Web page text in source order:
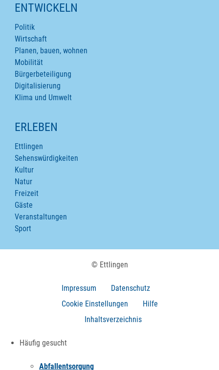
ENTWICKELN
Politik
Wirtschaft
Planen, bauen, wohnen
Mobilität
Bürgerbeteiligung
Digitalisierung
Klima und Umwelt
ERLEBEN
Ettlingen
Sehenswürdigkeiten
Kultur
Natur
Freizeit
Gäste
Veranstaltungen
Sport
© Ettlingen
Impressum
Datenschutz
Cookie Einstellungen
Hilfe
Inhaltsverzeichnis
Häufig gesucht
Abfallentsorgung